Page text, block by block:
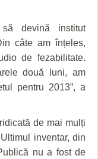
devină institut
câte am înțeles,
de fezabilitate.
două luni, am
pentru 2013”, a
de mai mulți
inventar, din
nu a fost de